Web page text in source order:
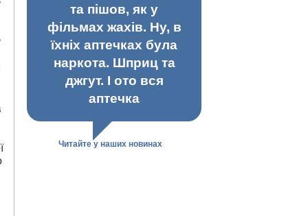
та пішов, як у
фільмах жахів. Ну, в
їхніх аптечках була
наркота. Шприц та
джгут. І ото вся
аптечка
Читайте у наших новинах